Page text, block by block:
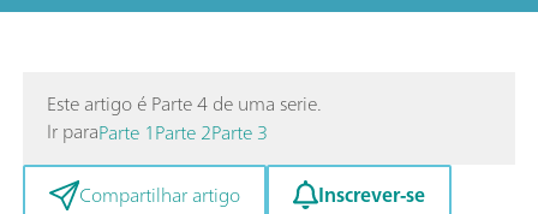
Este artigo é Parte 4 de uma serie.
Ir paraParte 1Parte 2Parte 3
Compartilhar artigo
Inscrever-se